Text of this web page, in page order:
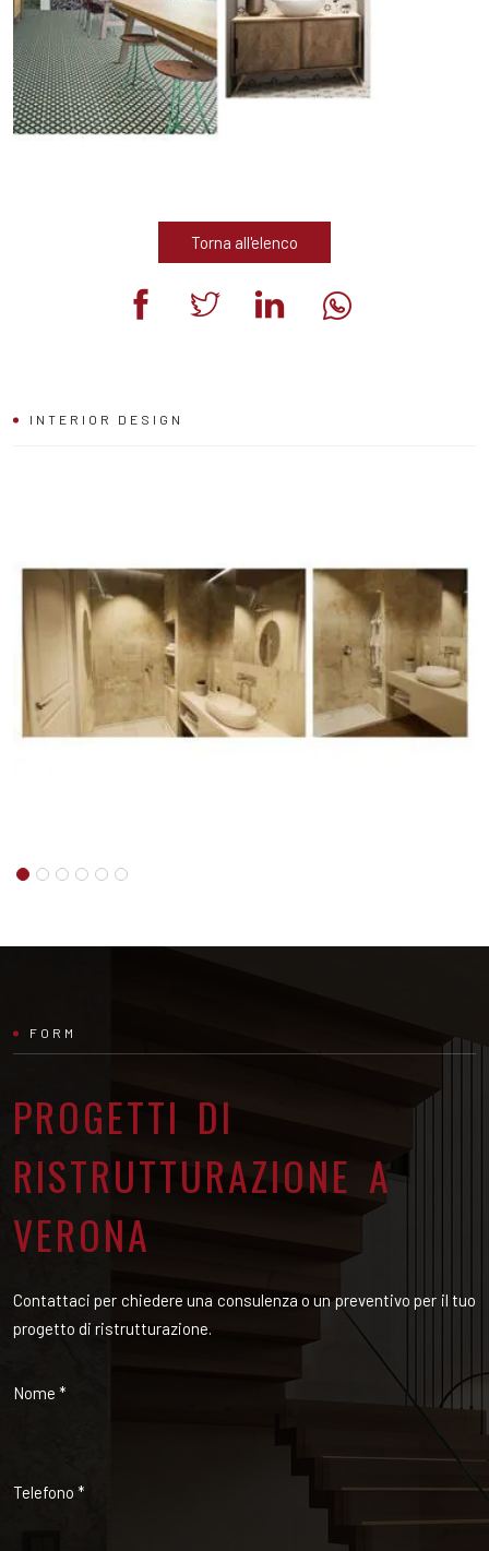
Torna all'elenco
INTERIOR DESIGN
FORM
PROGETTI DI
RISTRUTTURAZIONE A
VERONA
Contattaci per chiedere una consulenza o un preventivo per il tuo
progetto di ristrutturazione.